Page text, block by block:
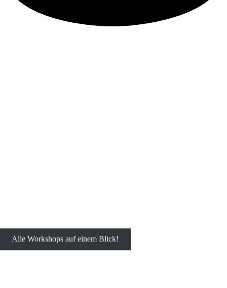
Alle Workshops auf einem Blick!